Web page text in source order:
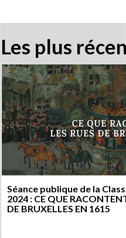
Les plus
Séance publique de la
2024 : CE QUE
DE BRUXELLES EN 1615